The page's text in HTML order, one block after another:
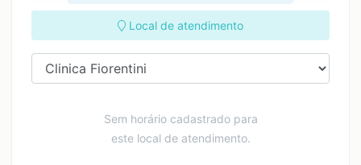
Local de atendimento
Sem horário cadastrado para
este local de atendimento.